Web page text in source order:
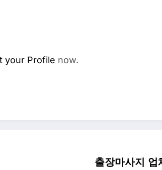
your Profile now.
출장마사지